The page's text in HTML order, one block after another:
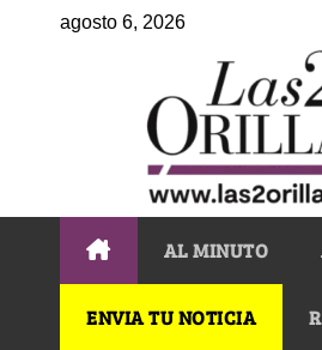
agosto 6, 2026
AL MINUTO
ENVIA TU NOTICIA